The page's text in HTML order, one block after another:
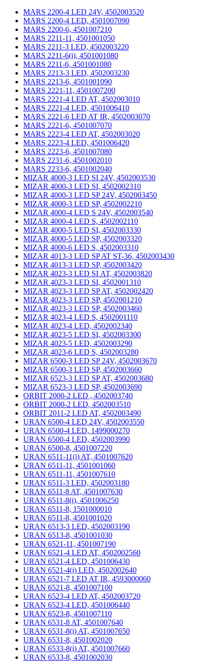
MARS 2200-4 LED 24V, 4502003520
MARS 2200-4 LED, 4501007090
MARS 2200-6, 4501007210
MARS 2211-11, 4501001050
MARS 2211-3 LED, 4502003220
MARS 2211-6(i), 4501001080
MARS 2211-6, 4501001080
MARS 2213-3 LED, 4502003230
MARS 2213-6, 4501001090
MARS 2221-11, 4501007200
MARS 2221-4 LED AT, 4502003010
MARS 2221-4 LED, 4501006410
MARS 2221-6 LED AT IR, 4502003070
MARS 2221-6, 4501007070
MARS 2223-4 LED AT, 4502003020
MARS 2223-4 LED, 4501006420
MARS 2223-6, 4501007080
MARS 2231-6, 4501002010
MARS 2233-6, 4501002040
MIZAR 4000-3 LED SI 24V, 4502003530
MIZAR 4000-3 LED SI, 4502002310
MIZAR 4000-3 LED SP 24V, 4502003450
MIZAR 4000-3 LED SP, 4502002210
MIZAR 4000-4 LED S 24V, 4502003540
MIZAR 4000-4 LED S, 4502002110
MIZAR 4000-5 LED SI, 4502003330
MIZAR 4000-5 LED SP, 4502003320
MIZAR 4000-6 LED S, 4502003310
MIZAR 4013-3 LED SP AT ST-36, 4502003430
MIZAR 4013-3 LED SP, 4502003420
MIZAR 4023-3 LED SI АТ, 4502003820
MIZAR 4023-3 LED SI, 4502001310
MIZAR 4023-3 LED SP AT, 4502002420
MIZAR 4023-3 LED SP, 4502001210
MIZAR 4023-3 LED SP, 4502003460
MIZAR 4023-4 LED S, 4502001110
MIZAR 4023-4 LED, 4502002340
MIZAR 4023-5 LED SI, 4502003300
MIZAR 4023-5 LED, 4502003290
MIZAR 4023-6 LED S, 4502003280
MIZAR 6500-3 LED SP 24V, 4502003670
MIZAR 6500-3 LED SP, 4502003660
MIZAR 6523-3 LED SP AT, 4502003680
MIZAR 6523-3 LED SP, 4502003690
ORBIT 2000-2 LED , 4502003740
ORBIT 2000-2 LED, 4502003510
ORBIT 2011-2 LED AT, 4502003490
URAN 6500-4 LED 24V, 4502003550
URAN 6500-4 LED, 1499000270
URAN 6500-4 LED, 4502003990
URAN 6500-8, 4501007220
URAN 6511-11(i) AT, 4501007620
URAN 6511-11, 4501001060
URAN 6511-11, 4501007610
URAN 6511-3 LED, 4502003180
URAN 6511-8 AT, 4501007630
URAN 6511-8(i), 4501006250
URAN 6511-8, 1501000010
URAN 6511-8, 4501001020
URAN 6513-3 LED, 4502003190
URAN 6513-8, 4501001030
URAN 6521-11, 4501007190
URAN 6521-4 LED AT, 4502002560
URAN 6521-4 LED, 4501006430
URAN 6521-4(i) LED, 4502002640
URAN 6521-7 LED AT IR, 4593000060
URAN 6521-8, 4501007100
URAN 6523-4 LED AT, 4502003720
URAN 6523-4 LED, 4501006440
URAN 6523-8, 4501007110
URAN 6531-8 AT, 4501007640
URAN 6531-8(i) AT, 4501007650
URAN 6531-8, 4501002020
URAN 6533-8(i) AT, 4501007660
URAN 6533-8, 4501002030